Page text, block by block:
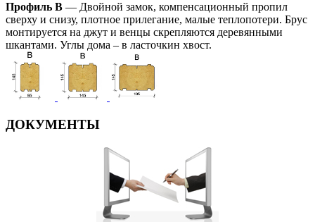
Профиль В — Двойной замок, компенсационный пропил
сверху и снизу, плотное прилегание, малые теплопотери. Брус
монтируется на джут и венцы скрепляются деревянными
шкантами. Углы дома – в ласточкин хвост.
ДОКУМЕНТЫ